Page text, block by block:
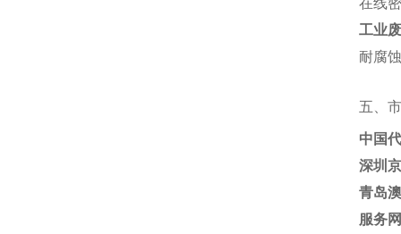
在线
工业
耐腐
五、
中国
深圳
青岛
服务